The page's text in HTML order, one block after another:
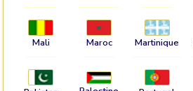
Mali Maroc Martinique